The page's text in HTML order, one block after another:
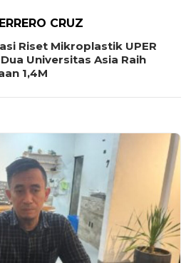
CRUZ
Riset Mikroplastik UPER
Universitas Asia Raih
1,4M